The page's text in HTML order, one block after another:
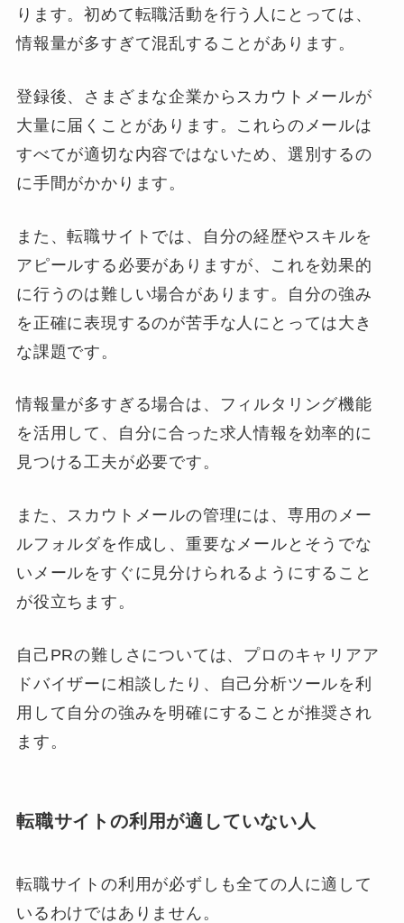
ります。初めて転職活動を行う人にとっては、
情報量が多すぎて混乱することがあります。
登録後、さまざまな企業からスカウトメールが
大量に届くことがあります。これらのメールは
すべてが適切な内容ではないため、選別するの
に手間がかかります。
また、転職サイトでは、自分の経歴やスキルを
アピールする必要がありますが、これを効果的
に行うのは難しい場合があります。自分の強み
を正確に表現するのが苦手な人にとっては大き
な課題です。
情報量が多すぎる場合は、フィルタリング機能
を活用して、自分に合った求人情報を効率的に
見つける工夫が必要です。
また、スカウトメールの管理には、専用のメー
ルフォルダを作成し、重要なメールとそうでな
いメールをすぐに見分けられるようにすること
が役立ちます。
自己PRの難しさについては、プロのキャリアア
ドバイザーに相談したり、自己分析ツールを利
用して自分の強みを明確にすることが推奨され
ます。
転職サイトの利用が適していない人
転職サイトの利用が必ずしも全ての人に適して
いるわけではありません。